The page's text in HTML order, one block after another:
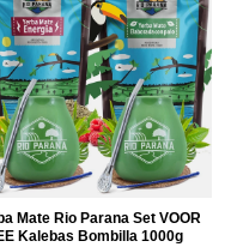
Mate Rio Parana Set VOOR
Kalebas Bombilla 1000g